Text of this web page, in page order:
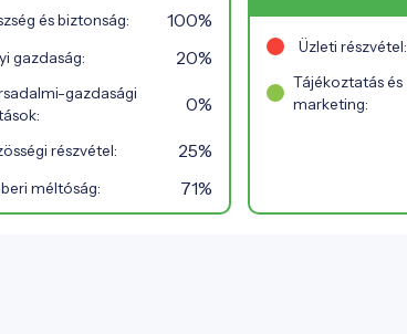
és biztonság: 100%
gazdaság: 20%
gazdasági
0%
részvétel: 25%
méltóság: 71%
Üzleti részvétel:
Tájékoztatás és
marketing: